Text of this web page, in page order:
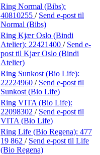
Ring Normal (Bibs):
40810255 / Send e-post til
Normal (Bibs)
Ring Kjær Oslo (Bindi
Atelier): 22421400 / Send e-
post til Kjær Oslo (Bindi
Atelier)
Ring Sunkost (Bio Life):
22224960 / Send e-post til
Sunkost (Bio Life)
Ring VITA (Bio Life):
22098302 / Send e-post til
VITA (Bio Life)
Ring Life (Bio Regena): 477
19 862 / Send e-post til Life
(Bio Regena)